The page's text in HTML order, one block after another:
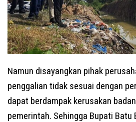
Namun disayangkan pihak
penggalian tidak sesuai dengan
dapat berdampak kerusakan
pemerintah. Sehingga Bupati Batu